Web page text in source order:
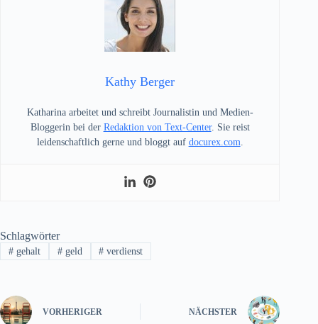
Kathy Berger
Katharina arbeitet und schreibt Journalistin und Medien-
Bloggerin bei der Redaktion von Text-Center. Sie reist
leidenschaftlich gerne und bloggt auf docurex.com.
Schlagwörter
#gehalt #geld # verdienst
VORHERIGER NÄCHSTER